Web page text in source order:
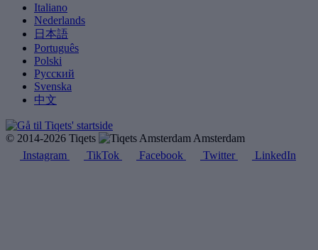
Italiano
Nederlands
日本語
Português
Polski
Русский
Svenska
中文
© 2014-2026 Tiqets
Amsterdam
Instagram
TikTok Facebook Twitter LinkedIn